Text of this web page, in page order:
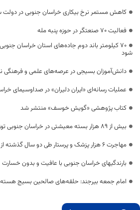
کاهش مستمر نرخ بیکاری خراسان جنوبی در
فعالیت ۷۰ صنعتگر در حوزه پنبه مله
۷۰ کیلومتر باند دوم جاده‌های استان خراسان
شود
دانش‌آموزان بسیجی در عرصه‌های علمی و فرهنگی
عملیات رسانه‌ای «ایران دلیران» در صداوسیمای
کتاب پژوهشی «گویش خوسف» منتشر شد
بیش از ۸۹ هزار بسته معیشتی در خراسان جنوبی توزیع شد
مهاجرت ۶ هزار پزشک و پرستار طی دو سال گذشته از کشور
بارندگیهای خراسان جنوبی با عافیت و بدون خسارت
امام جمعه بیرجند: حلقه‌های صالحین بسیج